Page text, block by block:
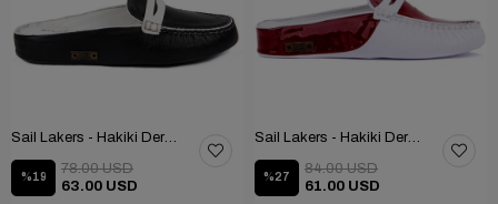
%19
63.00 USD
78.00 USD
%27
61.00 USD
84.00 USD